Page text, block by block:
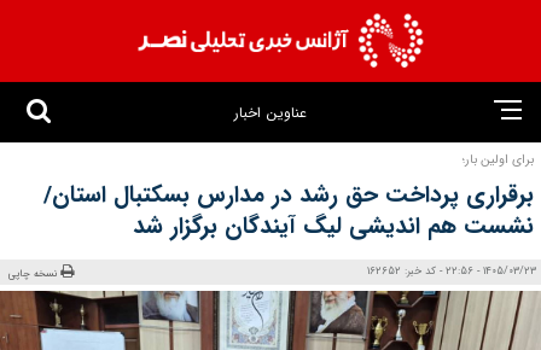
عناوین اخبار
برای اولین بار؛
برقراری پرداخت حق رشد در مدارس بسکتبال استان/
نشست هم اندیشی لیگ آیندگان برگزار شد
1405/03/23 - 22:56 - کد خبر: 162652 نسخه چاپی